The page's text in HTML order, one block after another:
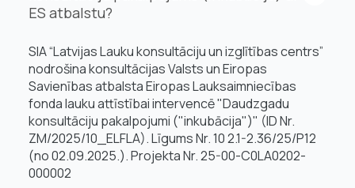
ES atbalstu?
SIA “Latvijas Lauku konsultāciju un izglītības centrs”
nodrošina konsultācijas Valsts un Eiropas
Savienības atbalsta Eiropas Lauksaimniecības
fonda lauku attīstībai intervencē "Daudzgadu
konsultāciju pakalpojumi ("inkubācija")" (ID Nr.
ZM/2025/10_ELFLA). Līgums Nr. 10 2.1-2.36/25/P12
(no 02.09.2025.). Projekta Nr. 25-00-C0LA0202-
000002